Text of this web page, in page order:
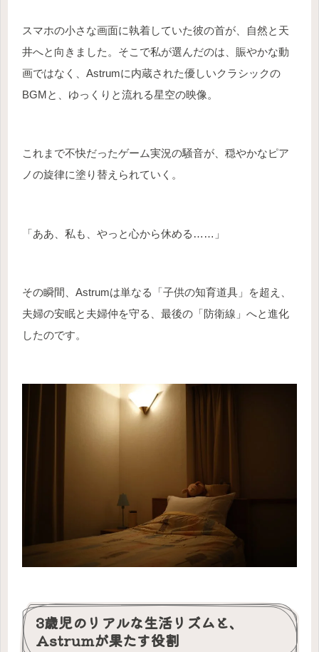
スマホの小さな画面に執着していた彼の首が、自然と天
井へと向きました。そこで私が選んだのは、賑やかな動
画ではなく、Astrumに内蔵された優しいクラシックの
BGMと、ゆっくりと流れる星空の映像。
これまで不快だったゲーム実況の騒音が、穏やかなピア
ノの旋律に塗り替えられていく。
「ああ、私も、やっと心から休める……」
その瞬間、Astrumは単なる「子供の知育道具」を超え、
夫婦の安眠と夫婦仲を守る、最後の「防衛線」へと進化
したのです。
3歳児のリアルな生活リズムと、
Astrumが果たす役割